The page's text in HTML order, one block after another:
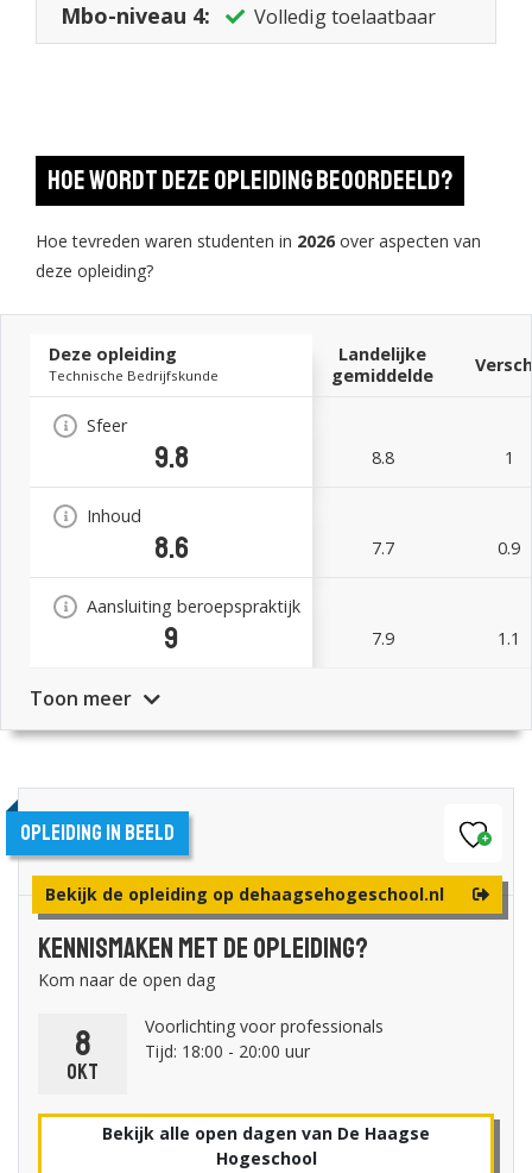
Mbo-niveau 4: Volledig toelaatbaar
Hoe wordt deze opleiding beoordeeld?
Hoe tevreden waren studenten in 2026 over aspecten van
deze opleiding?
Deze opleiding
Technische Bedrijfskunde
Landelijke
gemiddelde
Sfeer
9.8 8.8 1
Inhoud
8.6 7.7 0.9
Aansluiting beroepspraktijk
9 7.9 1.1
Toon meer
Bekijk de opleiding op dehaagsehogeschool.nl
Opleiding in beeld
Kennismaken met de opleiding?
Kom naar de open dag
8
okt
Voorlichting voor professionals
Tijd: 18:00 - 20:00 uur
Bekijk alle open dagen van De Haagse
Hogeschool